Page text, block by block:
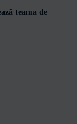
teama de